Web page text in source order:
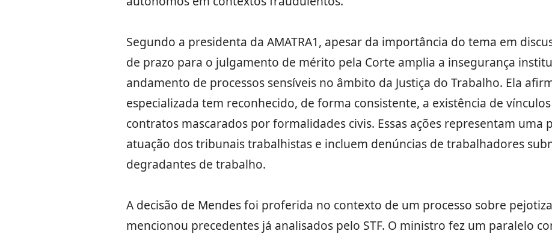
Segundo a presidenta da AMATRA1, apesar da importância do tema em
de prazo para o julgamento de mérito pela Corte amplia a insegurança
andamento de processos sensíveis no âmbito da Justiça do Trabalho. Ela
especializada tem reconhecido, de forma consistente, a existência de
contratos mascarados por formalidades civis. Essas ações representam uma
atuação dos tribunais trabalhistas e incluem denúncias de trabalhadores
degradantes de trabalho.
A decisão de Mendes foi proferida no contexto de um processo sobre
mencionou precedentes já analisados pelo STF. O ministro fez um paralelo